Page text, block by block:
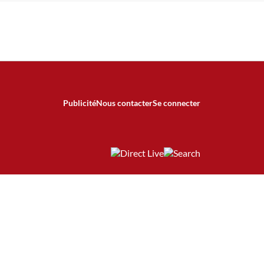
PublicitéNous contacterSe connecter